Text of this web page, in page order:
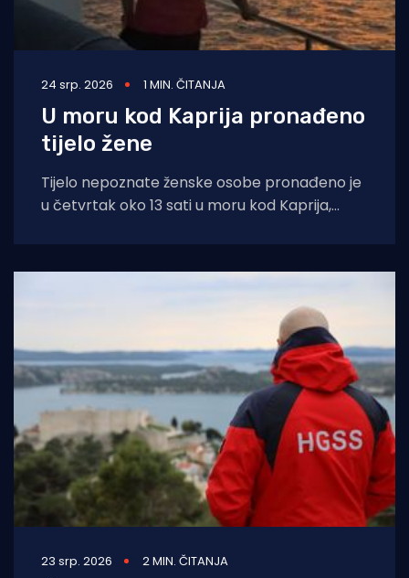
24 srp. 2026 1 MIN. ČITANJA
U moru kod Kaprija pronađeno
tijelo žene
Tijelo nepoznate ženske osobe pronađeno je
u četvrtak oko 13 sati u moru kod Kaprija,
23 srp. 2026 2 MIN. ČITANJA